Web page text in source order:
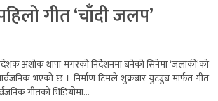
गीत ‘चाँदी जलप’
अशोक थापा मगरको निर्देशनमा बनेको सिनेमा ‘जलाकी’को
भएको छ । निर्माण टिमले शुक्रबार युट्युब मार्फत गीत
गीतको भिडियोमा...